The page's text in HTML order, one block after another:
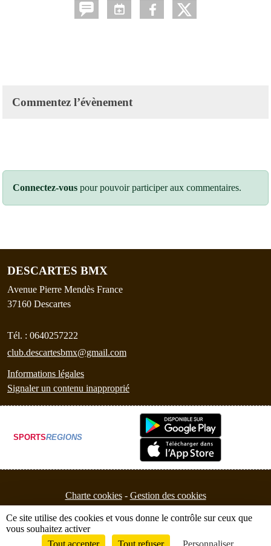
Commentez l’évènement
Connectez-vous pour pouvoir participer aux commentaires.
DESCARTES BMX
Avenue Pierre Mendès France
37160 Descartes
Tél. : 0640257222
club.descartesbmx@gmail.com
Informations légales
Signaler un contenu inapproprié
SPORTSREGIONS
Charte cookies Gestion des cookies
Ce site utilise des cookies et vous donne le contrôle sur ceux que
vous souhaitez activer
Tout accepter
Tout refuser Personnaliser